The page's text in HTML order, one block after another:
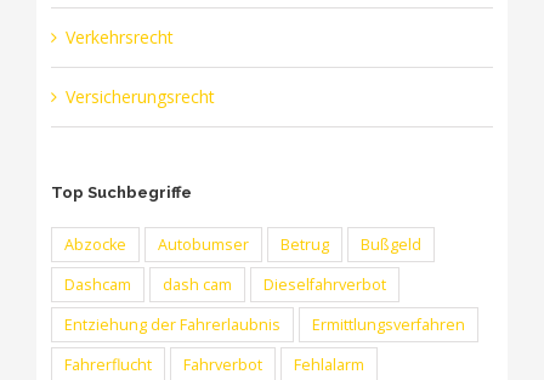
Verkehrsrecht
Versicherungsrecht
Top Suchbegriffe
Abzocke Autobumser Betrug
Bußgeld
Dashcam
dash cam
Dieselfahrverbot
Entziehung der Fahrerlaubnis
Ermittlungsverfahren
Fahrerflucht
Fahrverbot
Fehlalarm